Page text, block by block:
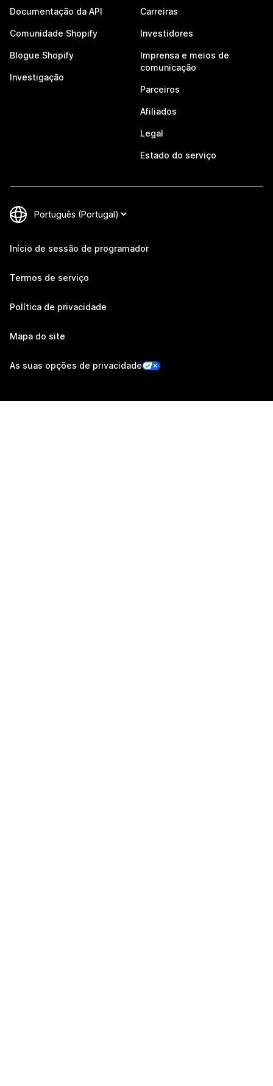
Documentação da API
Comunidade Shopify
Blogue Shopify
Investigação
Carreiras
Investidores
Imprensa e meios de
comunicação
Parceiros
Afiliados
Legal
Estado do serviço
Início de sessão de programador
Termos de serviço
Política de privacidade
Mapa do site
As suas opções de privacidade